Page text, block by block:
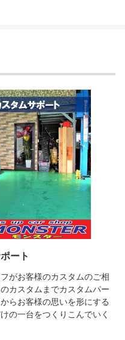
ート
がお客様のカスタムのご相
カスタムまでカスタムパー
らお客様の思いを形にする
の一台をつくりこんでいく